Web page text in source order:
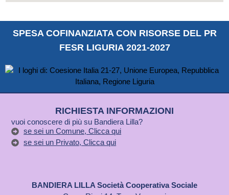
SPESA COFINANZIATA CON RISORSE DEL PR
FESR LIGURIA 2021-2027
RICHIESTA INFORMAZIONI
vuoi conoscere di più su Bandiera Lilla?
se sei un Comune, Clicca qui
se sei un Privato, Clicca qui
BANDIERA LILLA Società Cooperativa Sociale